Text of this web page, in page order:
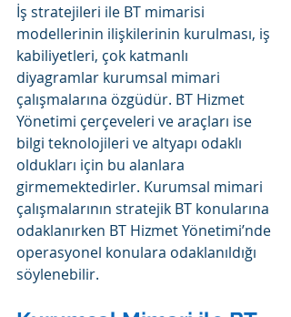
İş stratejileri ile BT mimarisi
modellerinin ilişkilerinin kurulması, iş
kabiliyetleri, çok katmanlı
diyagramlar kurumsal mimari
çalışmalarına özgüdür. BT Hizmet
Yönetimi çerçeveleri ve araçları ise
bilgi teknolojileri ve altyapı odaklı
oldukları için bu alanlara
girmemektedirler. Kurumsal mimari
çalışmalarının stratejik BT konularına
odaklanırken BT Hizmet Yönetimi’nde
operasyonel konulara odaklanıldığı
söylenebilir.